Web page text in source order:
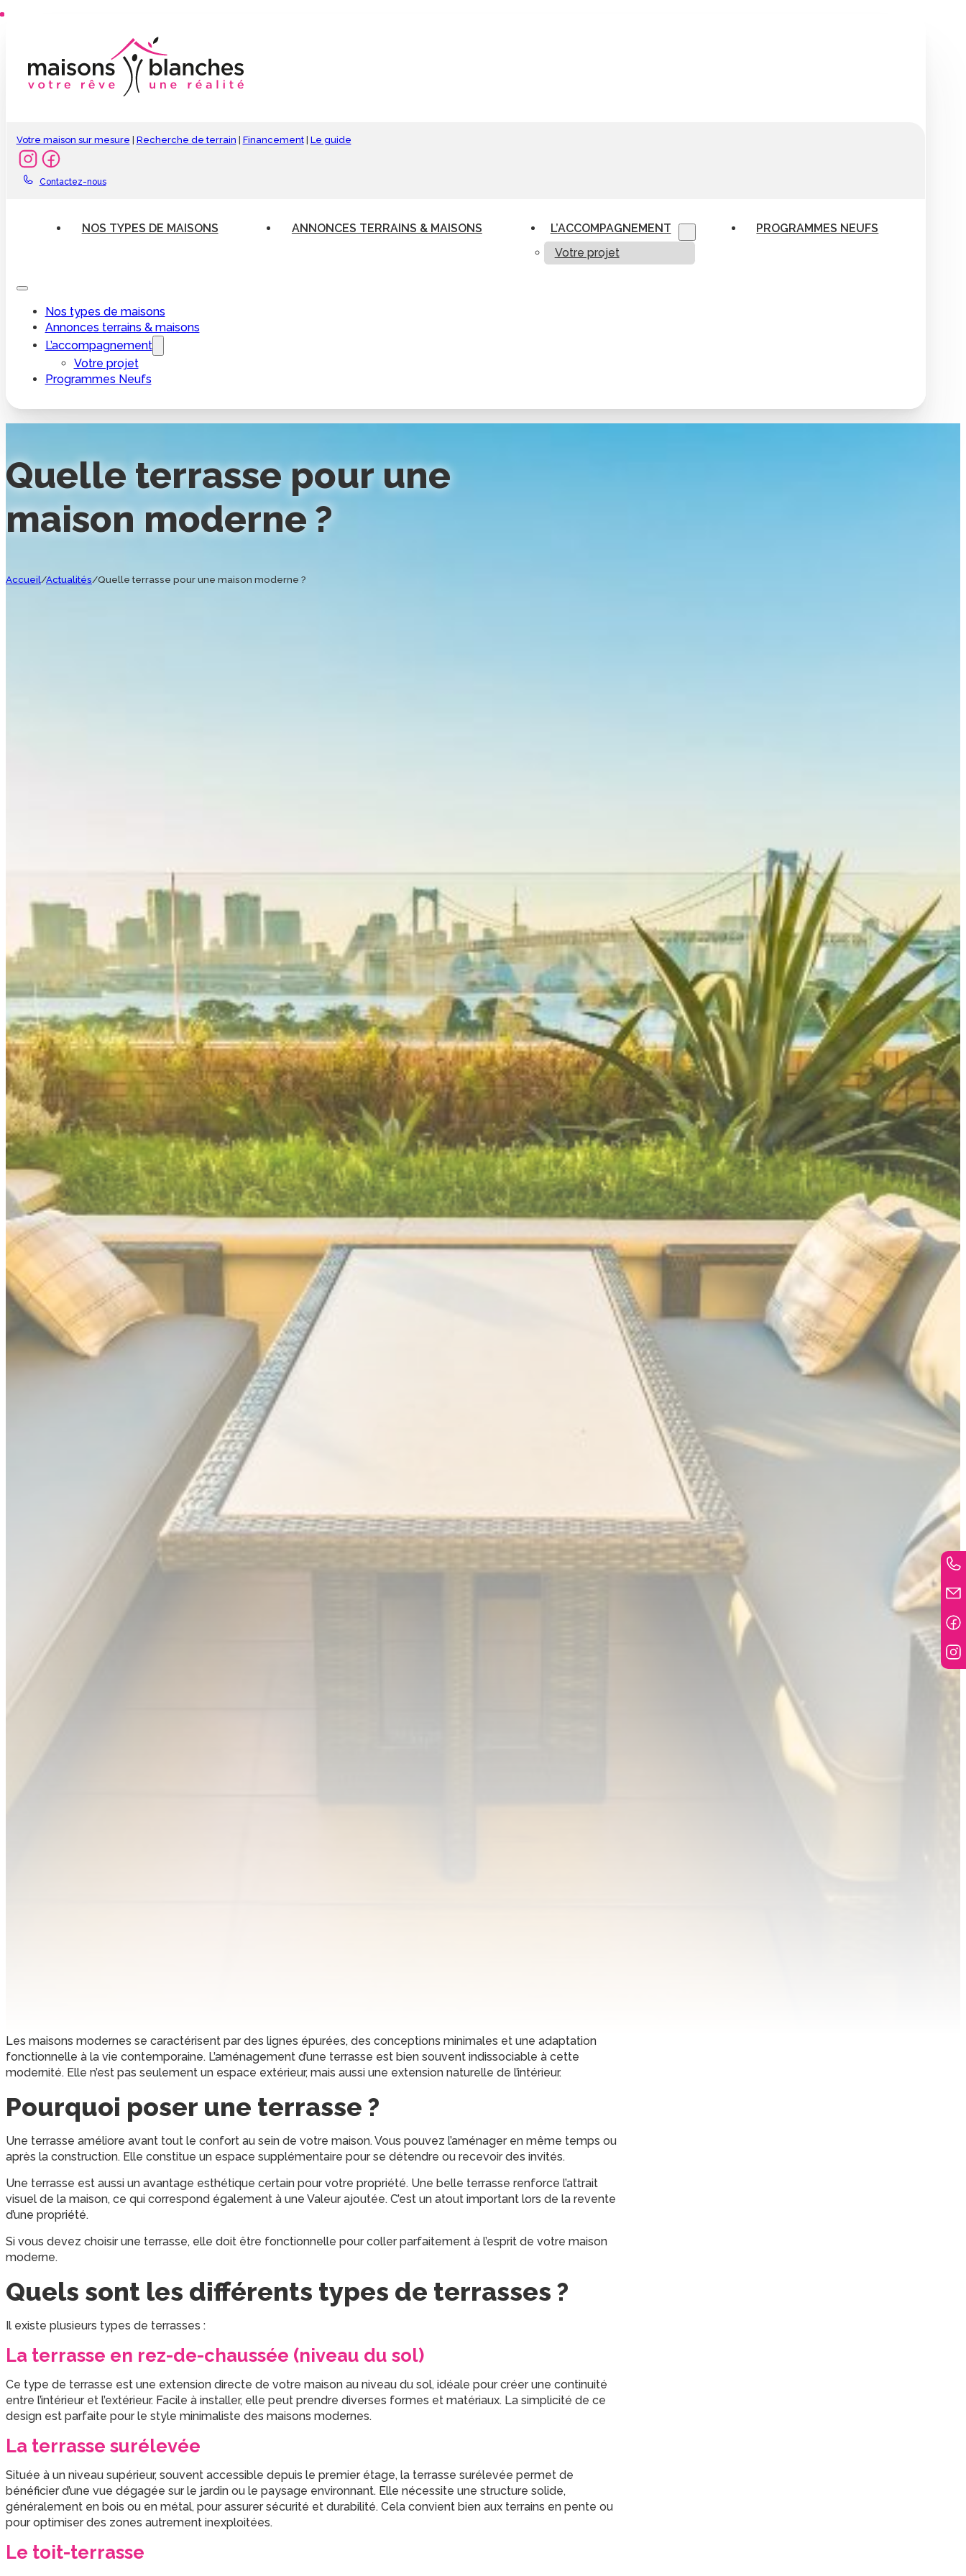
Votre maison sur mesure | Recherche de terrain | Financement| Le guide
Contactez-nous
NOS TYPES DE MAISONS ANNONCES TERRAINS & MAISONS
L’ACCOMPAGNEMENT
Votre projet
PROGRAMMES NEUFS
Nos types de maisons
Annonces terrains & maisons
L’accompagnement
Votre projet
Programmes Neufs
Quelle terrasse pour une
maison moderne ?
Accueil/Actualités/Quelle terrasse pour une maison moderne ?
Les maisons modernes se caractérisent par des lignes épurées, des conceptions minimales et une adaptation
fonctionnelle à la vie contemporaine. L’aménagement d’une terrasse est bien souvent indissociable à cette
modernité. Elle n’est pas seulement un espace extérieur, mais aussi une extension naturelle de l’intérieur.
Pourquoi poser une terrasse ?
Une terrasse améliore avant tout le confort au sein de votre maison. Vous pouvez l’aménager en même temps ou
après la construction. Elle constitue un espace supplémentaire pour se détendre ou recevoir des invités.
Une terrasse est aussi un avantage esthétique certain pour votre propriété. Une belle terrasse renforce l’attrait
visuel de la maison, ce qui correspond également à une Valeur ajoutée. C’est un atout important lors de la revente
d’une propriété.
Si vous devez choisir une terrasse, elle doit être fonctionnelle pour coller parfaitement à l’esprit de votre maison
moderne.
Quels sont les différents types de terrasses ?
Il existe plusieurs types de terrasses :
La terrasse en rez-de-chaussée (niveau du sol)
Ce type de terrasse est une extension directe de votre maison au niveau du sol, idéale pour créer une continuité
entre l’intérieur et l’extérieur. Facile à installer, elle peut prendre diverses formes et matériaux. La simplicité de ce
design est parfaite pour le style minimaliste des maisons modernes.
La terrasse surélevée
Située à un niveau supérieur, souvent accessible depuis le premier étage, la terrasse surélevée permet de
bénéficier d’une vue dégagée sur le jardin ou le paysage environnant. Elle nécessite une structure solide,
généralement en bois ou en métal, pour assurer sécurité et durabilité. Cela convient bien aux terrains en pente ou
pour optimiser des zones autrement inexploitées.
Le toit-terrasse